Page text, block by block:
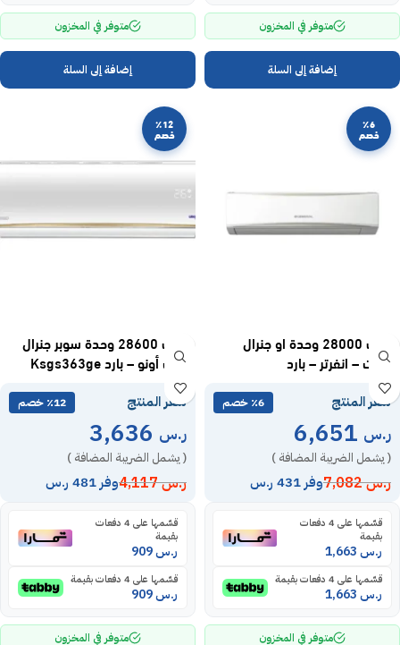
متوفر في المخزون
إضافة إلى السلة
متوفر في المخزون
إضافة إلى السلة
٪6
خصم
مكيف 28000 وحدة او جنرال
سبليت – انفرتر – بارد
ASSH30CXTAZ
سعر المنتج ٪6 خصم
ر.س
( يشمل الضريبة المضافة )
ر.س7,082 وفر 431 ر.س
قسّمها على 4 دفعات
بقيمة
ر.س
قسّمها على 4 دفعات بقيمة
ر.س
متوفر في المخزون
٪12
خصم
مكيف 28600 وحدة سوبر جنرال
سبلت أونو – بارد Ksgs363ge
سعر المنتج ٪12 خصم
ر.س
( يشمل الضريبة المضافة )
ر.س4,117 وفر 481 ر.س
قسّمها على 4 دفعات
بقيمة
ر.س
قسّمها على 4 دفعات بقيمة
ر.س
متوفر في المخزون